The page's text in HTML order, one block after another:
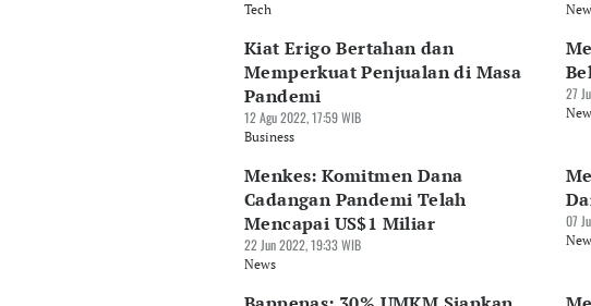
Tech
Kiat Erigo Bertahan dan
Memperkuat Penjualan di Masa
Pandemi
12 Agu 2022, 17:59 WIB
Business
27
Menkes: Komitmen Dana
Cadangan Pandemi Telah
Mencapai US$1 Miliar
22 Jun 2022, 19:33 WIB
News
07